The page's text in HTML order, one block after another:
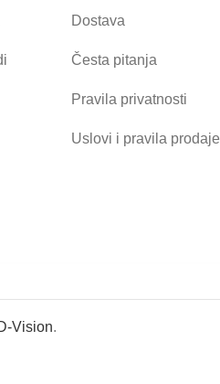
Dostava
Česta pitanja
Pravila privatnosti
Uslovi i pravila prodaje
Vision.